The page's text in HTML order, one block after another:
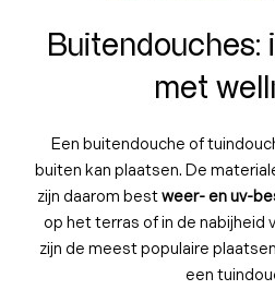
Buitendouches:
met
Een buitendouche of
buiten kan plaatsen. De
zijn daarom bestweer- en uv-
op het terras of in de nabijheid
zijn de meest populaire
een